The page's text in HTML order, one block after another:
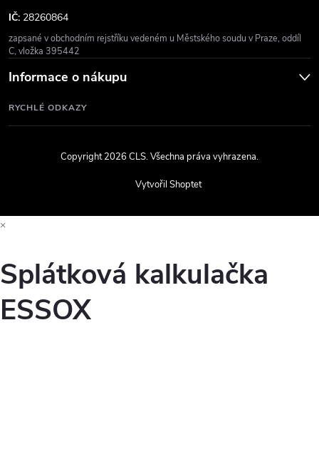
IČ: 28260864
zapsané v obchodním rejstříku vedeném u Městského soudu v Praze, oddíl
C, vložka 395442
Informace o nákupu
RYCHLÉ ODKAZY
Vytvořil Shoptet
Copyright 2026CLS. Všechna práva vyhrazena.
×
Splátková kalkulačka
ESSOX